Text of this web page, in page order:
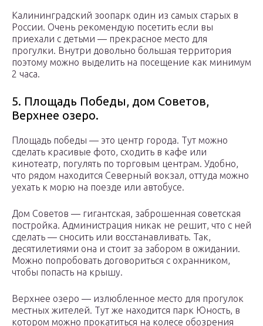
Калининградский зоопарк один из самых старых в
России. Очень рекомендую посетить если вы
приехали с детьми — прекрасное место для
прогулки. Внутри довольно большая территория
поэтому можно выделить на посещение как минимум
2 часа.
5. Площадь Победы, дом Советов,
Верхнее озеро.
Площадь победы — это центр города. Тут можно
сделать красивые фото, сходить в кафе или
кинотеатр, погулять по торговым центрам. Удобно,
что рядом находится Северный вокзал, оттуда можно
уехать к морю на поезде или автобусе.
Дом Советов — гигантская, заброшенная советская
постройка. Администрация никак не решит, что с ней
сделать — сносить или восстанавливать. Так,
десятилетиями она и стоит за забором в ожидании.
Можно попробовать договориться с охранником,
чтобы попасть на крышу.
Верхнее озеро — излюбленное место для прогулок
местных жителей. Тут же находится парк Юность, в
котором можно прокатиться на колесе обозрения